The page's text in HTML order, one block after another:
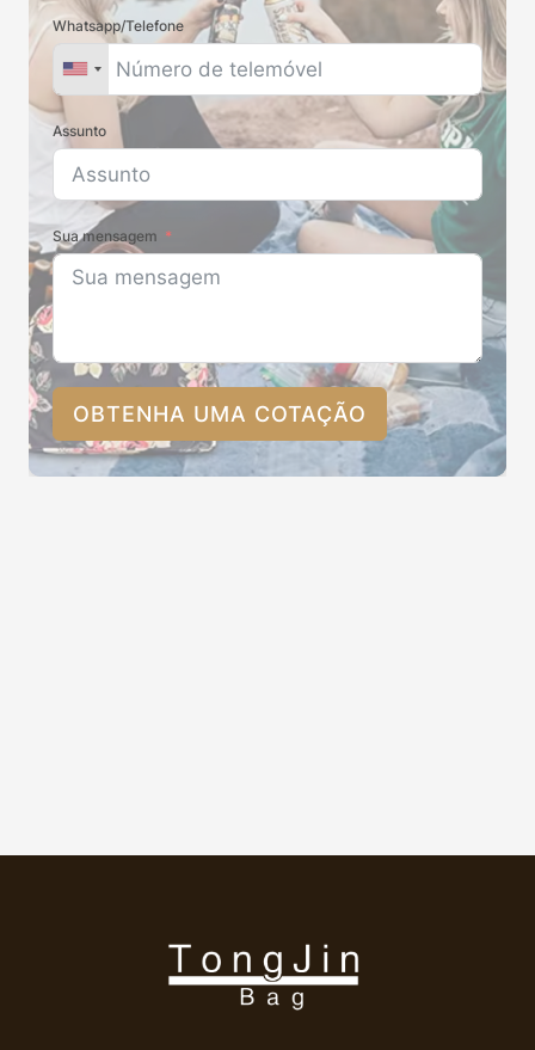
Whatsapp/Telefone
Assunto
Sua mensagem
OBTENHA UMA COTAÇÃO